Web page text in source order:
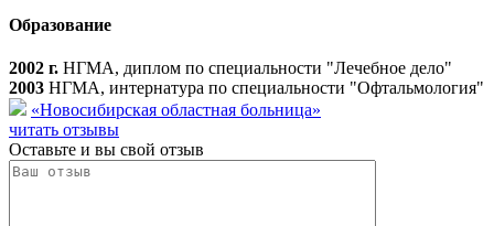
Образование
2002 г. НГМА, диплом по специальности "Лечебное дело"
2003 НГМА, интернатура по специальности "Офтальмология"
«Новосибирская областная больница»
читать отзывы
Оставьте и вы свой отзыв